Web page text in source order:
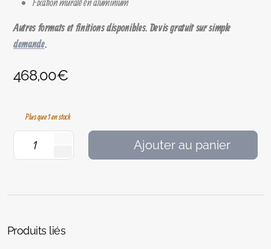
Autres formats et finitions disponibles. Devis gratuit sur simple
demande.
468,00€
Plus que 1 en stock
Ajouter au panier
Produits liés